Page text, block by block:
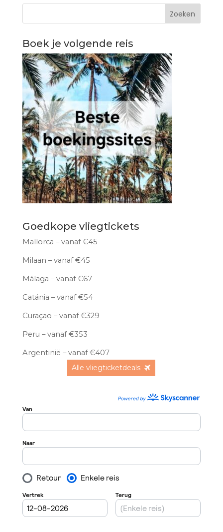
Boek je volgende reis
Goedkope vliegtickets
Mallorca – vanaf €45
Milaan – vanaf €45
Málaga – vanaf €67
Catánia – vanaf €54
Curaçao – vanaf €329
Peru – vanaf €353
Argentinië – vanaf €407
Alle vliegticketdeals